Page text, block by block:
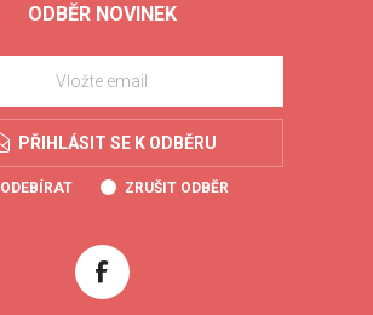
ODBĚR NOVINEK
PŘIHLÁSIT SE K ODBĚRU
ODEBÍRAT ZRUŠIT ODBĚR